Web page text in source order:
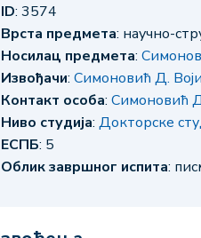
ID: 3574
Врста предмета: научно-
Носилац предмета:
Извођачи: Симоновић Д.
Контакт особа: Симоновић
Ниво студија: Докторске
ЕСПБ: 5
Облик завршног испита: